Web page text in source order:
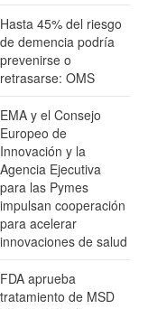
Hasta 45% del riesgo
de demencia podría
prevenirse o
retrasarse: OMS
EMA y el Consejo
Europeo de
Innovación y la
Agencia Ejecutiva
para las Pymes
impulsan cooperación
para acelerar
innovaciones de salud
FDA aprueba
tratamiento de MSD